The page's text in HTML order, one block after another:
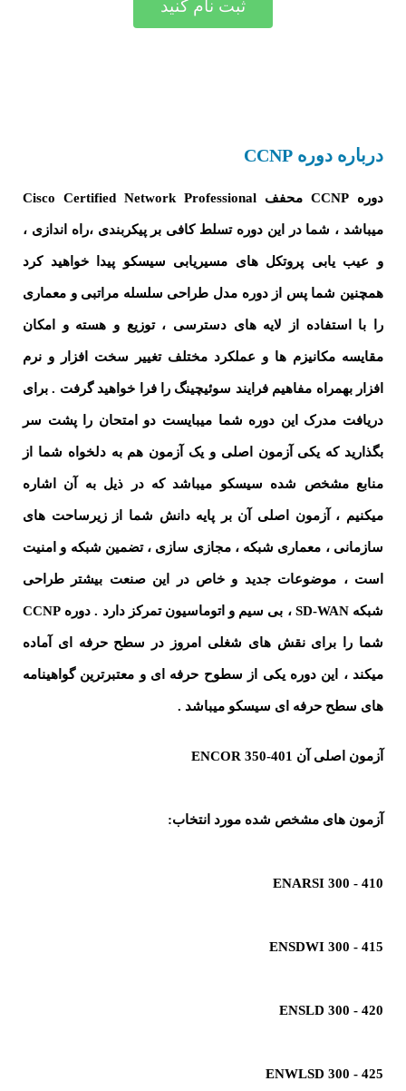
ثبت نام کنید
درباره دوره CCNP
دوره CCNP محفف Cisco Certified Network Professional
میباشد ، شما در این دوره تسلط کافی بر پیکربندی ،راه اندازی ،
و عیب یابی پروتکل های مسیریابی سیسکو پیدا خواهید کرد
همچنین شما پس از دوره مدل طراحی سلسله مراتبی و معماری
را با استفاده از لایه های دسترسی ، توزیع و هسته و امکان
مقایسه مکانیزم ها و عملکرد مختلف تغییر سخت افزار و نرم
افزار بهمراه مفاهیم فرایند سوئیچینگ را فرا خواهید گرفت . برای
دریافت مدرک این دوره شما میبایست دو امتحان را پشت سر
بگذارید که یکی آزمون اصلی و یک آزمون هم به دلخواه شما از
منابع مشخص شده سیسکو میباشد که در ذیل به آن اشاره
میکنیم ، آزمون اصلی آن بر پایه دانش شما از زیرساحت های
سازمانی ، معماری شبکه ، مجازی سازی ، تضمین شبکه و امنیت
است ، موضوعات جدید و خاص در این صنعت بیشتر طراحی
شبکه SD-WAN ، بی سیم و اتوماسیون تمرکز دارد . دوره CCNP
شما را برای نقش های شغلی امروز در سطح حرفه ای آماده
میکند ، این دوره یکی از سطوح حرفه ای و معتبرترین گواهینامه
های سطح حرفه ای سیسکو میباشد .
آزمون اصلی آن 401-350 ENCOR
آزمون های مشخص شده مورد انتخاب:
ENARSI 300 - 410
ENSDWI 300 - 415
ENSLD 300 - 420
ENWLSD 300 - 425